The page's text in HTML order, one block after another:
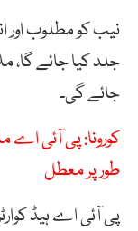
نیب کو مطلوب اور
جلد کیا جائے
جائے گی۔
کورونا: پی آئی اے
طور پر معطل
پی آئی اے ہیڈ